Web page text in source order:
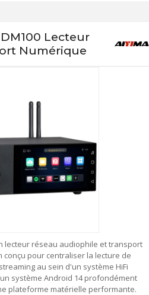
Lecteur
Numérique
lecteur réseau audiophile et transport
pour centraliser la lecture de
au sein d'un système HiFi
système Android 14 profondément
plateforme matérielle performante.